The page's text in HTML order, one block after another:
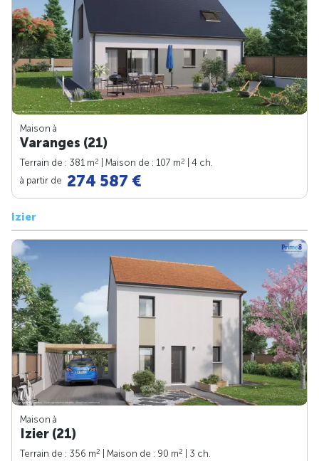
Maison à
Varanges (21)
Terrain de : 381 m2 | Maison de : 107 m2
| 4 ch.
à partir de 274 587 €
Izier
Maison à
Izier (21)
Terrain de : 356 m2 | Maison de : 90 m2
| 3 ch.